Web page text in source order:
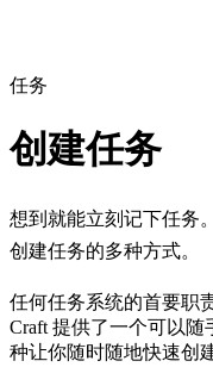
任务
创建任务
想到就能立刻记下任务
创建任务的多种方式。
任何任务系统的首要职
Craft 提供了一个可以
种让你随时随地快速创